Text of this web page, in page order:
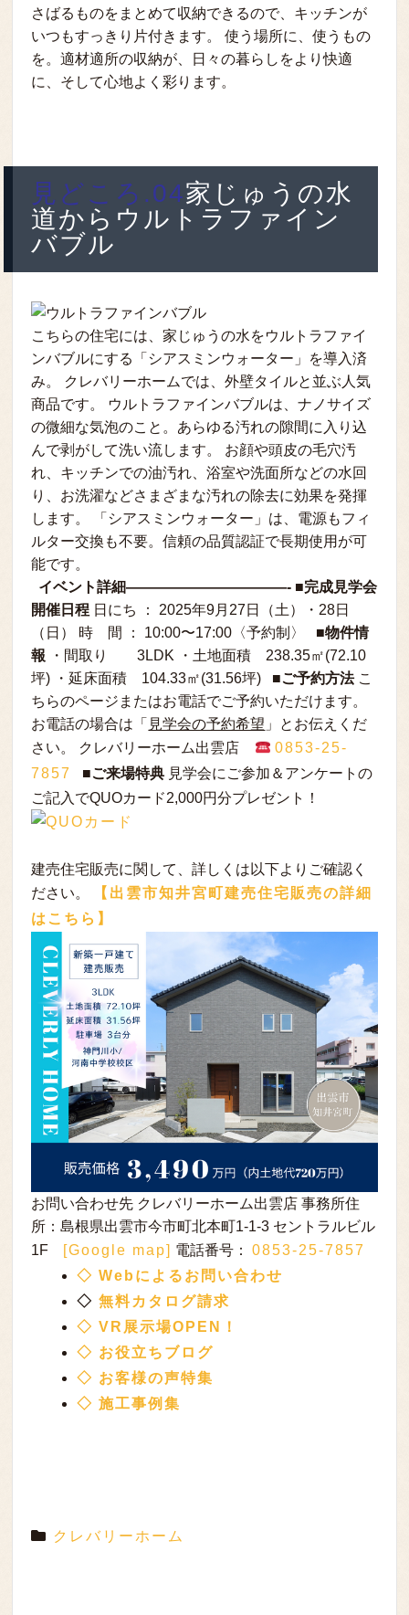
さばるものをまとめて収納できるので、キッチンが
いつもすっきり片付きます。 使う場所に、使うもの
を。適材適所の収納が、日々の暮らしをより快適
に、そして心地よく彩ります。
見どころ.04家じゅうの水
道からウルトラファイン
バブル
こちらの住宅には、家じゅうの水をウルトラファイ
ンバブルにする「シアスミンウォーター」を導入済
み。 クレバリーホームでは、外壁タイルと並ぶ人気
商品です。 ウルトラファインバブルは、ナノサイズ
の微細な気泡のこと。あらゆる汚れの隙間に入り込
んで剥がして洗い流します。 お顔や頭皮の毛穴汚
れ、キッチンでの油汚れ、浴室や洗面所などの水回
り、お洗濯などさまざまな汚れの除去に効果を発揮
します。 「シアスミンウォーター」は、電源もフィ
ルター交換も不要。信頼の品質認証で長期使用が可
能です。
イベント詳細———————————- ■完成見学会
開催日程 日にち ： 2025年9月27日（土）・28日
（日） 時 間 ： 10:00〜17:00〈予約制〉 ■物件情
報 ・間取り 3LDK ・土地面積 238.35㎡(72.10
坪) ・延床面積 104.33㎡(31.56坪) ■ご予約方法こ
ちらのページまたはお電話でご予約いただけます。
お電話の場合は「 見学会の予約希望 」とお伝えくだ
さい。 クレバリーホーム出雲店
0853-25-
7857
■ご来場特典 見学会にご参加＆アンケートの
ご記入でQUOカード2,000円分プレゼント！
建売住宅販売に関して、詳しくは以下よりご確認く
ださい。
【出雲市知井宮町建売住宅販売の詳細
はこちら】
お問い合わせ先 クレバリーホーム出雲店 事務所住
所：島根県出雲市今市町北本町1-1-3 セントラルビル
1F [Google map] 電話番号：0853-25-7857
◇ Webによるお問い合わせ
◇無料カタログ請求
◇ VR展示場OPEN！
◇ お役立ちブログ
◇ お客様の声特集
◇ 施工事例集
クレバリーホーム